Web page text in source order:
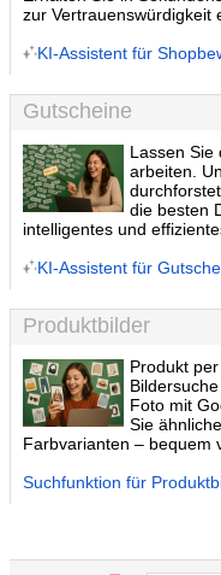
zur Vertrauenswürdigkeit
KI-Assistent für
Gutscheine
Lassen Sie
arbeiten.
die besten
intelligentes und
KI-Assistent für
Produktbilder
Produkt
Foto mit
Sie
Farbvarianten – bequem
Suchfunktion für